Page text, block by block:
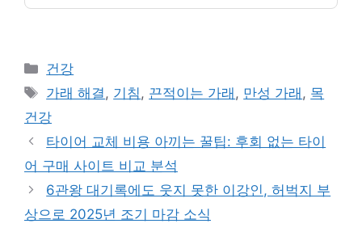
카
테
리
건강
태
그
가래 해결 , 기침, 끈적이는 가래 , 만성 가래 , 목
건강
타이어 교체 비용 아끼는 꿀팁: 후회 없는 타이
어 구매 사이트 비교 분석
6관왕 대기록에도 웃지 못한 이강인, 허벅지 부
상으로 2025년 조기 마감 소식